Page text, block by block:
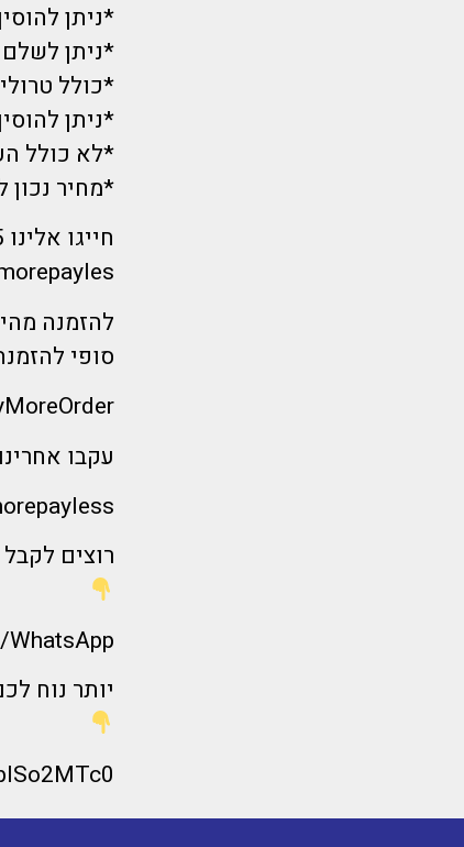
*ניתן להוסיף
*ניתן לשלם עד 12
*כולל טרולי עד
*ניתן
*לא כולל
*מחיר נכון ל 15/8 בשעת הפרסום ועתיד
להזמנה
סופי
עקבו
רוצים
יותר נוח